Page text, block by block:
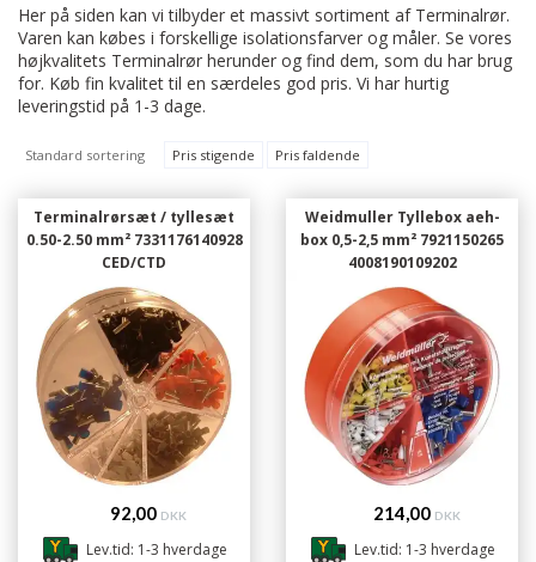
Her på siden kan vi tilbyder et massivt sortiment af Terminalrør.
Varen kan købes i forskellige isolationsfarver og måler. Se vores
højkvalitets Terminalrør herunder og find dem, som du har brug
for. Køb fin kvalitet til en særdeles god pris. Vi har hurtig
leveringstid på 1-3 dage.
Standard sortering Pris stigende Pris faldende
Terminalrørsæt / tyllesæt
0.50-2.50 mm² 7331176140928
CED/CTD
92,00 DKK
Lev.tid: 1-3 hverdage
Weidmuller Tyllebox aeh-
box 0,5-2,5 mm² 7921150265
4008190109202
214,00 DKK
Lev.tid: 1-3 hverdage